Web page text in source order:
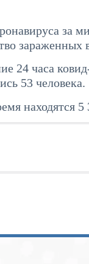
за
зараженных
24 часа
53 человека.
находятся